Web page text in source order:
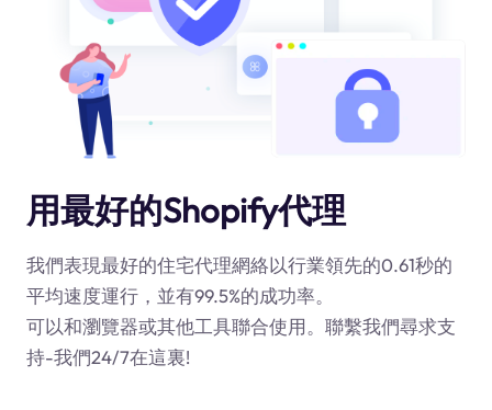
用最好的Shopify代理
我們表現最好的住宅代理網絡以行業領先的0.61秒的
平均速度運行，並有99.5%的成功率。
可以和瀏覽器或其他工具聯合使用。聯繫我們尋求支
持-我們24/7在這裏!